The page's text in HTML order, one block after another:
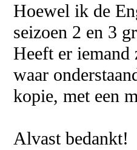
Hoewel ik de
seizoen 2 en 3
Heeft er iemand
waar
kopie, met een
Alvast bedankt!